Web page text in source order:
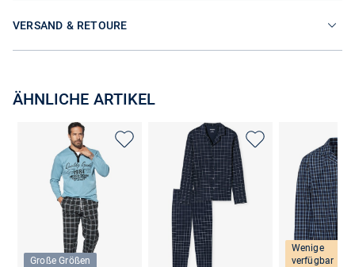
VERSAND & RETOURE
ÄHNLICHE ARTIKEL
Große Größen
Wenige
verfügbar